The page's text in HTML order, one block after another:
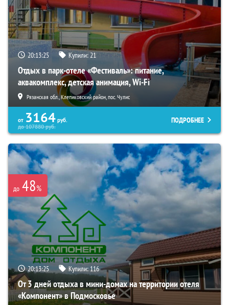
20:13:24 Купили:21
Отдых в парк-отеле «Фестиваль»: питание,
аквакомплекс, детская анимация, Wi-Fi
Рязанская обл., Клепиковский район, пос. Чулис
от 3164 руб.
до107880руб.
ПОДРОБНЕЕ
до 48%
20:13:24 Купили: 116
От 3 дней отдыха в мини-домах на территории отеля
«Компонент» в Подмосковье